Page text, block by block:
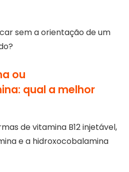
sem a orientação de um
ou
qual a melhor
de vitamina B12 injetável,
e a hidroxocobalamina